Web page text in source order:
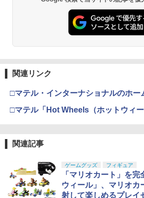
関連リンク
□マテル・インターナショナルのホー
□マテル「Hot Wheels（ホットウィ
関連記事
ゲームグッズ フィギュア
「マリオカート」を完
ウィール」、マリオカ
射して楽しめるプレイ